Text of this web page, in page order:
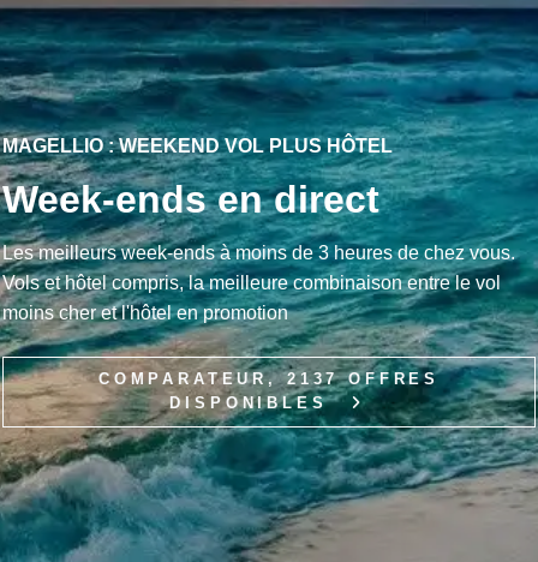
MAGELLIO : WEEKEND VOL PLUS HÔTEL
Week-ends en direct
Les meilleurs week-ends à moins de 3 heures de chez vous.
Vols et hôtel compris, la meilleure combinaison entre le vol
moins cher et l'hôtel en promotion
COMPARATEUR, 2137 OFFRES
DISPONIBLES